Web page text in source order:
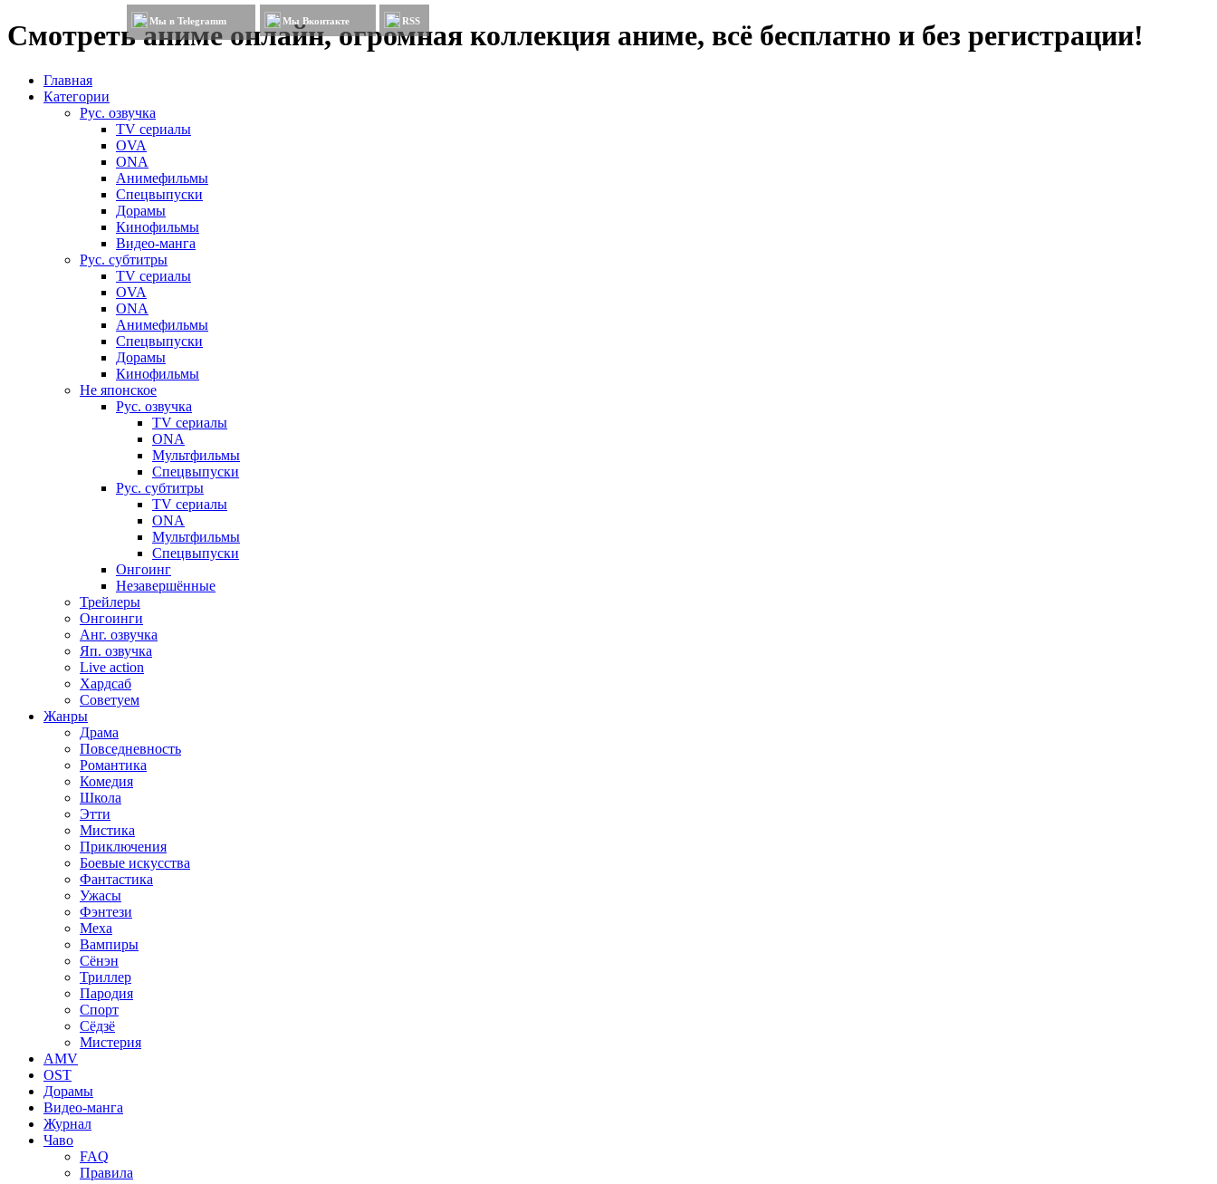
Смотреть аниме онлайн, огромная коллекция аниме, всё бесплатно и без регистрации!
Мы в Telegramm Мы Вконтакте RSS
Главная
Категории
Рус. озвучка
TV сериалы
OVA
ONA
Анимефильмы
Спецвыпуски
Дорамы
Кинофильмы
Видео-манга
Рус. субтитры
TV сериалы
OVA
ONA
Анимефильмы
Спецвыпуски
Дорамы
Кинофильмы
Не японское
Рус. озвучка
TV сериалы
ONA
Мультфильмы
Спецвыпуски
Рус. субтитры
TV сериалы
ONA
Мультфильмы
Спецвыпуски
Онгоинг
Незавершённые
Трейлеры
Онгоинги
Анг. озвучка
Яп. озвучка
Live action
Хардсаб
Советуем
Жанры
Драма
Повседневность
Романтика
Комедия
Школа
Этти
Мистика
Приключения
Боевые искусства
Фантастика
Ужасы
Фэнтези
Меха
Вампиры
Сёнэн
Триллер
Пародия
Спорт
Сёдзё
Мистерия
AMV
OST
Дорамы
Видео-манга
Журнал
Чаво
FAQ
Правила